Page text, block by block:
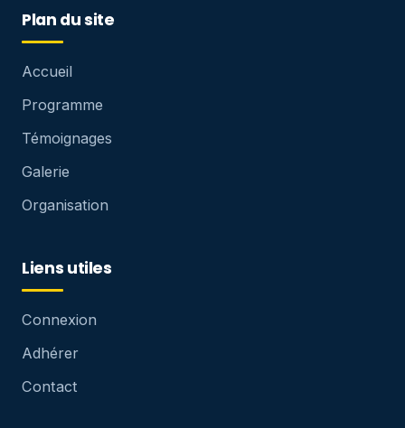
Plan du site
Accueil
Programme
Témoignages
Galerie
Organisation
Liens utiles
Connexion
Adhérer
Contact